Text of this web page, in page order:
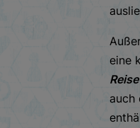
eine
auch